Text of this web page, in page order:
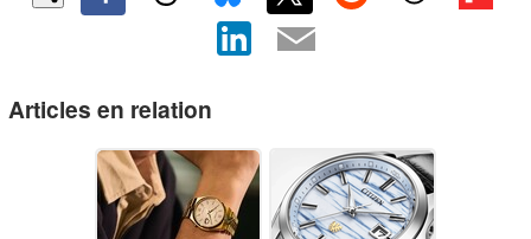
Articles en relation